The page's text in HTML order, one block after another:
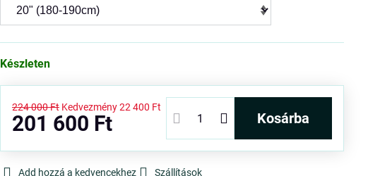
Készleten
224 000 Ft Kedvezmény 22 400 Ft
201 600 Ft kosárba
Add hozzá a kedvencekhez Szállítások